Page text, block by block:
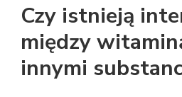
Czy istnieją
między
innymi